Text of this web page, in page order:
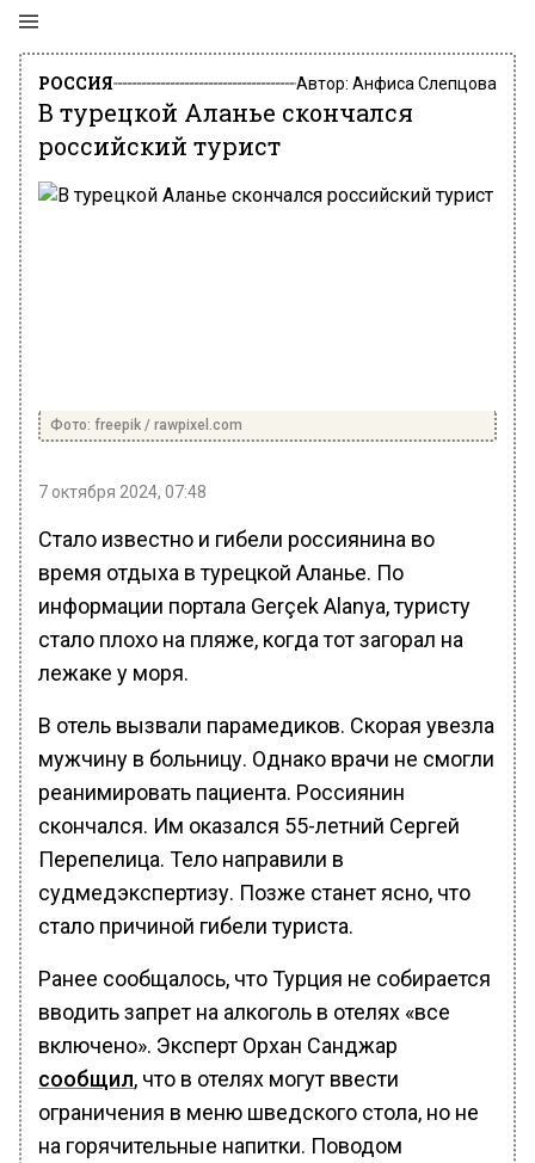
РОССИЯ Автор: Анфиса Слепцова
В турецкой Аланье скончался
российский турист
Фото: freepik / rawpixel.com
7 октября 2024, 07:48
Стало известно и гибели россиянина во
время отдыха в турецкой Аланье. По
информации портала Gerçek Alanya, туристу
стало плохо на пляже, когда тот загорал на
лежаке у моря.
В отель вызвали парамедиков. Скорая увезла
мужчину в больницу. Однако врачи не смогли
реанимировать пациента. Россиянин
скончался. Им оказался 55-летний Сергей
Перепелица. Тело направили в
судмедэкспертизу. Позже станет ясно, что
стало причиной гибели туриста.
Ранее сообщалось, что Турция не собирается
вводить запрет на алкоголь в отелях «все
включено». Эксперт Орхан Санджар
сообщил, что в отелях могут ввести
ограничения в меню шведского стола, но не
на горячительные напитки. Поводом